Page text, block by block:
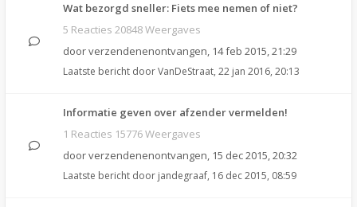
Wat bezorgd sneller: Fiets mee nemen of niet?
5 Reacties 20848 Weergaves
doorverzendenenontvangen, 14 feb 2015, 21:29
Laatste bericht doorVanDeStraat, 22 jan 2016, 20:13
Informatie geven over afzender vermelden!
1 Reacties 15776 Weergaves
doorverzendenenontvangen, 15 dec 2015, 20:32
Laatste bericht door jandegraaf, 16 dec 2015, 08:59